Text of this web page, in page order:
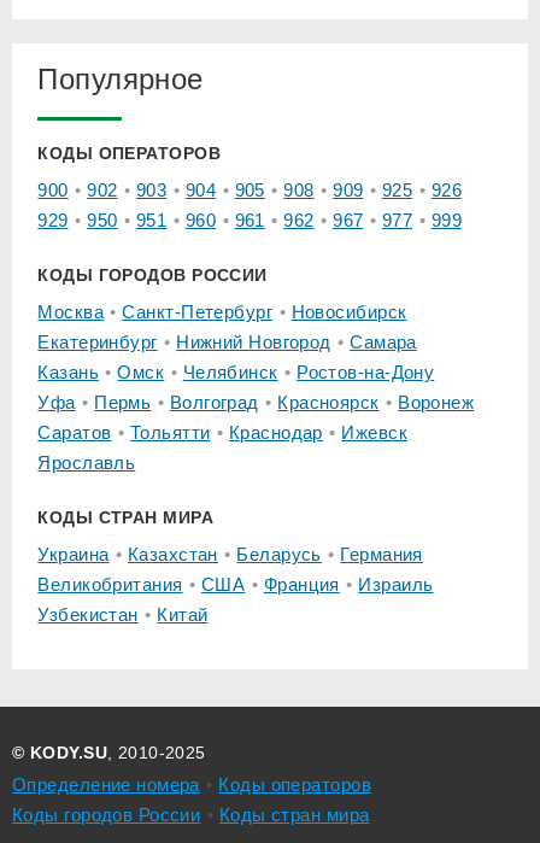
Популярное
КОДЫ ОПЕРАТОРОВ
900 902 903 904 905 908 909 925
926
929
950 951 960 961 962 967 977 999
КОДЫ ГОРОДОВ РОССИИ
Москва Санкт-Петербург
Новосибирск
Екатеринбург
Нижний Новгород
Самара
Казань
Омск Челябинск
Ростов-на-Дону
Уфа
Пермь Волгоград Красноярск
Воронеж
Саратов
Тольятти Краснодар
Ижевск
Ярославль
КОДЫ СТРАН МИРА
Украина Казахстан Беларусь
Германия
Великобритания
США Франция
Израиль
Узбекистан
Китай
© KODY.SU, 2010-2025
Определение номера
Коды операторов
Коды городов России
Коды стран мира